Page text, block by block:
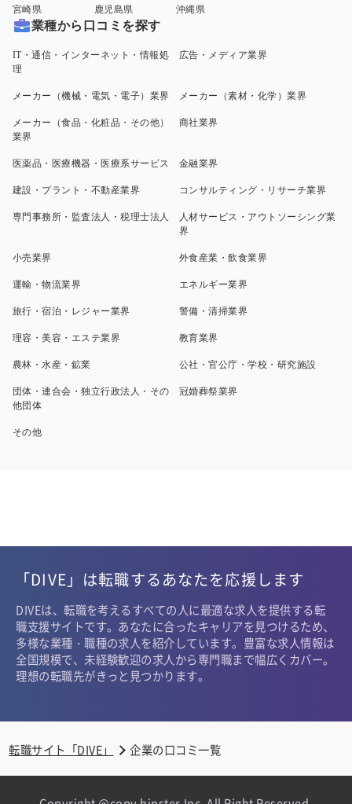
宮崎県 鹿児島県 沖縄県
業種から口コミを探す
IT・通信・インターネット・情報処
理
広告・メディア業界
メーカー（機械・電気・電子）業界 メーカー（素材・化学）業界
メーカー（食品・化粧品・その他）
業界
商社業界
医薬品・医療機器・医療系サービス 金融業界
建設・プラント・不動産業界 コンサルティング・リサーチ業界
専門事務所・監査法人・税理士法人
人材サービス・アウトソーシング業
界
小売業界 外食産業・飲食業界
運輸・物流業界 エネルギー業界
旅行・宿泊・レジャー業界 警備・清掃業界
理容・美容・エステ業界 教育業界
農林・水産・鉱業 公社・官公庁・学校・研究施設
団体・連合会・独立行政法人・その
他団体
冠婚葬祭業界
その他
「DIVE」は転職するあなたを応援します
DIVEは、転職を考えるすべての人に最適な求人を提供する転
職支援サイトです。あなたに合ったキャリアを見つけるため、
多様な業種・職種の求人を紹介しています。豊富な求人情報は
全国規模で、未経験歓迎の求人から専門職まで幅広くカバー。
理想の転職先がきっと見つかります。
転職サイト「DIVE」 企業の口コミ一覧